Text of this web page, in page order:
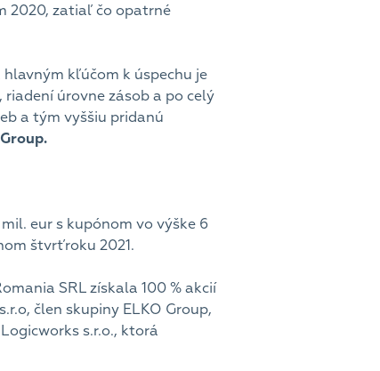
2020, zatiaľ čo opatrné
hlavným kľúčom k úspechu je
úrovne zásob a po celý
a tým vyššiu pridanú
eur s kupónom vo výške 6
štvrťroku 2021.
SRL získala 100 % akcií
člen skupiny ELKO Group,
s.r.o., ktorá